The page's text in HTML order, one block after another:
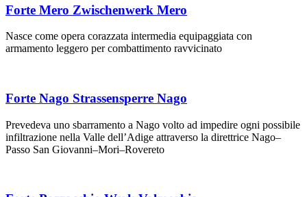
Forte Mero Zwischenwerk Mero
Nasce come opera corazzata intermedia equipaggiata con
armamento leggero per combattimento ravvicinato
Forte Nago Strassensperre Nago
Prevedeva uno sbarramento a Nago volto ad impedire ogni possibile
infiltrazione nella Valle dell’Adige attraverso la direttrice Nago–
Passo San Giovanni–Mori–Rovereto